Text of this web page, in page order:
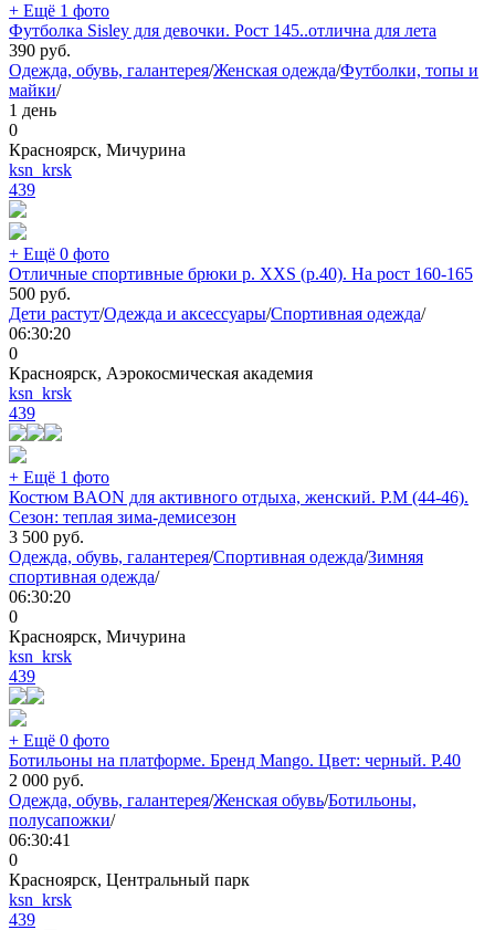
+ Ещё 1 фото
Футболка Sisley для девочки. Рост 145..отлична для лета
390 руб.
Одежда, обувь, галантерея/Женская одежда/Футболки, топы и
майки/
1 день
0
Красноярск, Мичурина
ksn_krsk
439
+ Ещё 0 фото
Отличные спортивные брюки р. XXS (р.40). На рост 160-165
500 руб.
Дети растут/Одежда и аксессуары/Спортивная одежда/
06:30:20
0
Красноярск, Аэрокосмическая академия
ksn_krsk
439
+ Ещё 1 фото
Костюм BAON для активного отдыха, женский. Р.М (44-46).
Сезон: теплая зима-демисезон
3 500 руб.
Одежда, обувь, галантерея/Спортивная одежда/Зимняя
спортивная одежда/
06:30:20
0
Красноярск, Мичурина
ksn_krsk
439
+ Ещё 0 фото
Ботильоны на платформе. Бренд Mango. Цвет: черный. Р.40
2 000 руб.
Одежда, обувь, галантерея/Женская обувь/Ботильоны,
полусапожки/
06:30:41
0
Красноярск, Центральный парк
ksn_krsk
439